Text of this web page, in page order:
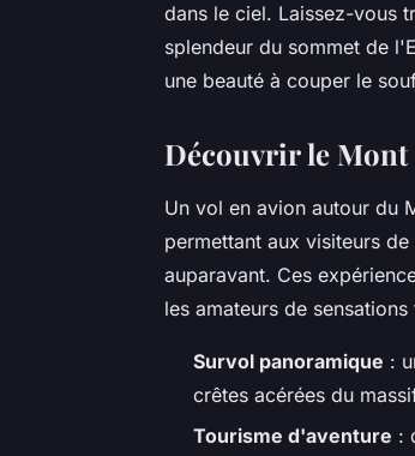
dans le ciel. Laissez-vous
splendeur du sommet de
une beauté à couper le
Découvrir le Mont
Un vol en avion autour du
permettant aux visiteurs
auparavant. Ces
les amateurs de
Survol panoramique :
crêtes acérées du
Tourisme d'aventure :